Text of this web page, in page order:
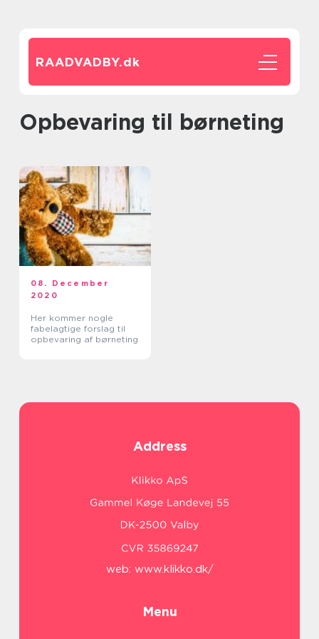
RAADVADBY.dk
Opbevaring til børneting
08. December
2020
Her kommer nogle
fabelagtige forslag til
opbevaring af børneting
Address
web: www.klikko.dk/
Menu